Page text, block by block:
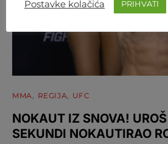
MMA REGIJA UFC
NOKAUT IZ SNOVA!
SEKUNDI NOKAUTIRAO
Postavke kolačića PRIHVATI